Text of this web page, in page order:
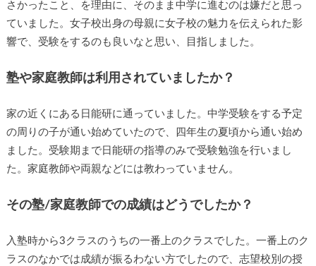
模が小さかったこと、を理由に、そのまま中学に進むのは嫌
だと思っていました。女子校出身の母親に女子校の魅力を伝
えられた影響で、受験をするのも良いなと思い、目指しまし
家の近くにある日能研に通っていました。中学受験をする予
定の周りの子が通い始めていたので、四年生の夏頃から通い
始めました。受験期まで日能研の指導のみで受験勉強を行い
入塾時から3クラスのうちの一番上のクラスでした。一番上の